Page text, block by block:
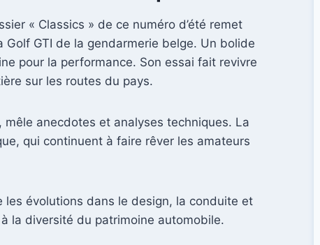
« Classics » de ce numéro d’été remet
GTI de la gendarmerie belge. Un bolide
pour la performance. Son essai fait revivre
sur les routes du pays.
anecdotes et analyses techniques. La
qui continuent à faire rêver les amateurs
les évolutions dans le design, la conduite et
la diversité du patrimoine automobile.